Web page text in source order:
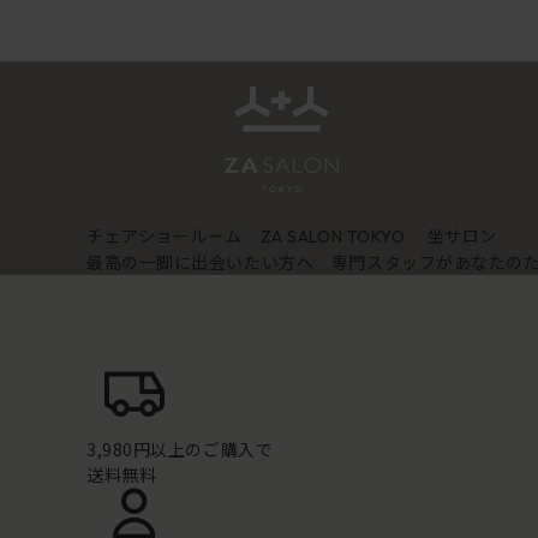
チェアショールーム ZA SALON TOKYO
坐サロン
最高の一脚に出会いたい方へ 専門スタッフがあなたの
3,980円以上のご購入で
送料無料